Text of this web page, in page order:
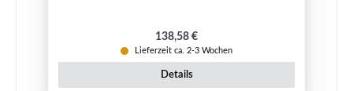
Regulärer Preis:
138,58 €
Lieferzeit ca. 2-3 Wochen
Details